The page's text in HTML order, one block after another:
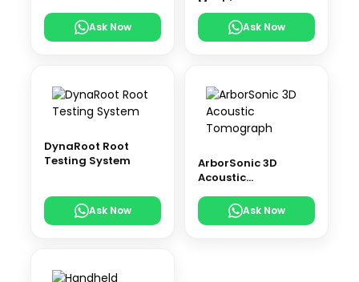
Hydraulic Servo
Universal Testing
Ask Now
Machine
Ask Now
DynaRoot Root
Testing System
Ask Now
ArborSonic 3D
Acoustic
Ask Now